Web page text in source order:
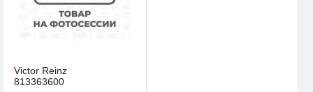
Victor Reinz
813363600